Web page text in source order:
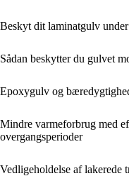
Beskyt dit laminatgulv
Sådan beskytter du gulvet
Epoxygulv og
Mindre varmeforbrug med
overgangsperioder
Vedligeholdelse af lakerede